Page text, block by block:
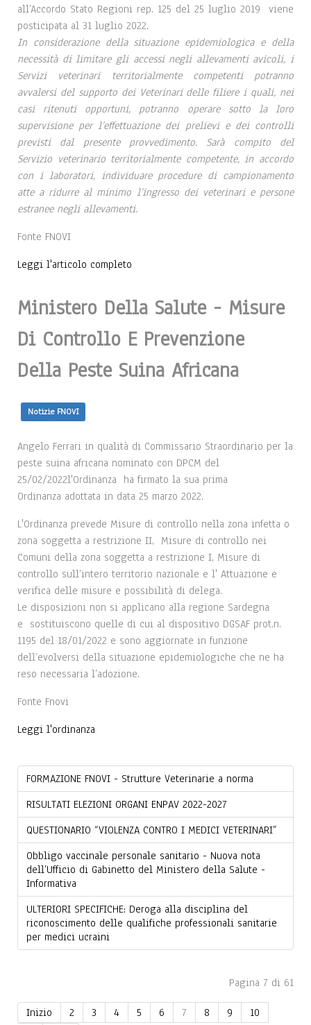
all’Accordo Stato Regioni rep. 125 del 25 luglio 2019 viene
posticipata al 31 luglio 2022.
In considerazione della situazione epidemiologica e della
necessità di limitare gli accessi negli allevamenti avicoli, i
Servizi veterinari territorialmente competenti potranno
avvalersi del supporto dei Veterinari delle filiere i quali, nei
casi ritenuti opportuni, potranno operare sotto la loro
supervisione per l’effettuazione dei prelievi e dei controlli
previsti dal presente provvedimento. Sarà compito del
Servizio veterinario territorialmente competente, in accordo
con i laboratori, individuare procedure di campionamento
atte a ridurre al minimo l’ingresso dei veterinari e persone
estranee negli allevamenti.
Fonte FNOVI
Leggi l'articolo completo
Ministero Della Salute - Misure
Di Controllo E Prevenzione
Della Peste Suina Africana
Notizie FNOVI
Angelo Ferrari in qualità di Commissario Straordinario per la
peste suina africana nominato con DPCM del
25/02/2022l'Ordinanza ha firmato la sua prima
Ordinanza adottata in data 25 marzo 2022.
L'Ordinanza prevede Misure di controllo nella zona infetta o
zona soggetta a restrizione II, Misure di controllo nei
Comuni della zona soggetta a restrizione I, Misure di
controllo sull’intero territorio nazionale e l' Attuazione e
verifica delle misure e possibilità di delega.
Le disposizioni non si applicano alla regione Sardegna
e sostituiscono quelle di cui al dispositivo DGSAF prot.n.
1195 del 18/01/2022 e sono aggiornate in funzione
dell’evolversi della situazione epidemiologiche che ne ha
reso necessaria l’adozione.
Fonte Fnovi
Leggi l'ordinanza
FORMAZIONE FNOVI - Strutture Veterinarie a norma
RISULTATI ELEZIONI ORGANI ENPAV 2022-2027
QUESTIONARIO “VIOLENZA CONTRO I MEDICI VETERINARI”
Obbligo vaccinale personale sanitario - Nuova nota
dell’Ufficio di Gabinetto del Ministero della Salute -
Informativa
ULTERIORI SPECIFICHE: Deroga alla disciplina del
riconoscimento delle qualifiche professionali sanitarie
per medici ucraini
Pagina 7 di 61
Inizio 2 3 4 5 6 7 8 9
10